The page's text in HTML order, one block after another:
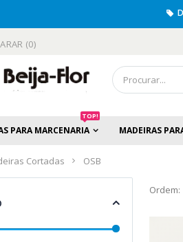
(0)
PARA MARCENARIA
TOP!
MADEIRAS
Cortadas OSB
Ordem: